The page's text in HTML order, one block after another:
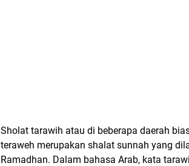
Sholat tarawih atau di beberapa daerah
teraweh merupakan shalat sunnah yang
Ramadhan. Dalam bahasa Arab, kata